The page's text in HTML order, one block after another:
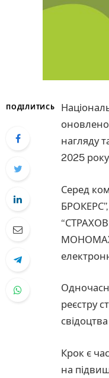
ПОДІЛИТИСЬ
нагляду
2025
Серед
реєстру
Крок є
на